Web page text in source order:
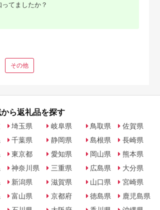
典：ふるなび
てましたか？
その他
ら返礼品を探す
埼玉県
千葉県
東京都
神奈川県
新潟県
富山県
岐阜県
静岡県
愛知県
三重県
滋賀県
京都府
鳥取県
島根県
岡山県
広島県
山口県
徳島県
佐賀県
長崎県
熊本県
大分県
宮崎県
鹿児島県